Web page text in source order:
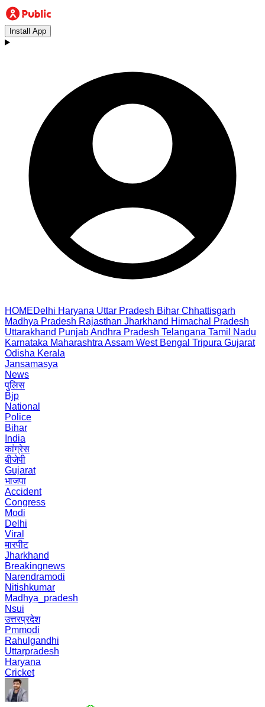
Install App
HOMEDelhi Haryana Uttar Pradesh Bihar Chhattisgarh
Madhya Pradesh Rajasthan Jharkhand Himachal Pradesh
Uttarakhand PunjabAndhra Pradesh Telangana Tamil Nadu
Karnataka Maharashtra Assam West Bengal Tripura Gujarat
Odisha Kerala
Jansamasya
News
पुलिस
Bjp
National
Police
Bihar
India
कांग्रेस
बीजेपी
Gujarat
भाजपा
Accident
Congress
Modi
Delhi
Viral
मारपीट
Jharkhand
Breakingnews
Narendramodi
Nitishkumar
Madhya_pradesh
Nsui
उत्तरप्रदेश
Pmmodi
Rahulgandhi
Uttarpradesh
Haryana
Cricket